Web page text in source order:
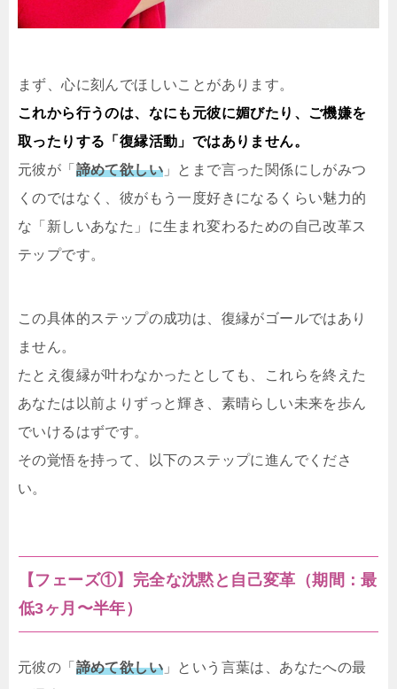
まず、心に刻んでほしいことがあります。
これから行うのは、なにも元彼に媚びたり、ご機嫌を
取ったりする「復縁活動」ではありません。
元彼が「 諦めて欲しい 」とまで言った関係にしがみつ
くのではなく、彼がもう一度好きになるくらい魅力的
な「新しいあなた」に生まれ変わるための自己改革ス
テップです。
この具体的ステップの成功は、復縁がゴールではあり
ません。
たとえ復縁が叶わなかったとしても、これらを終えた
あなたは以前よりずっと輝き、素晴らしい未来を歩ん
でいけるはずです。
その覚悟を持って、以下のステップに進んでくださ
い。
【フェーズ①】完全な沈黙と自己変革（期間：最
低3ヶ月〜半年）
元彼の「 諦めて欲しい 」という言葉は、あなたへの最